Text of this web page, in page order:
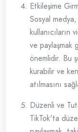
Etkileşime
Sosyal
kullanıcıların
ve paylaşmak
önemlidir. Bu
kurabilir ve
atılmasını
Düzenli ve
TikTok'ta